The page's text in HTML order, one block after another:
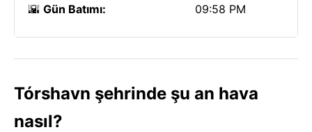
🌇 Gün Batımı: 09:58 PM
Tórshavn şehrinde şu an hava
nasıl?